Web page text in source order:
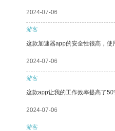
2024-07-06
游客
这款加速器app的安全性很高，使
2024-07-06
游客
这款app让我的工作效率提高了
2024-07-06
游客